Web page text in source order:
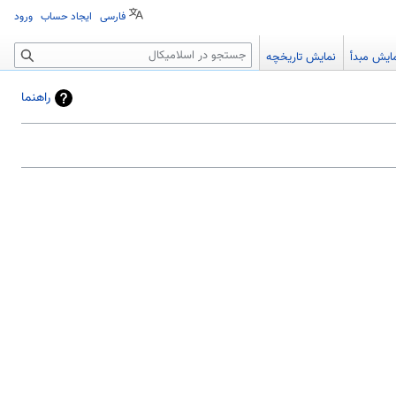
راهنما
فارسی ایجاد حساب ورود
مبدأ نمایش تاریخچه جستجو